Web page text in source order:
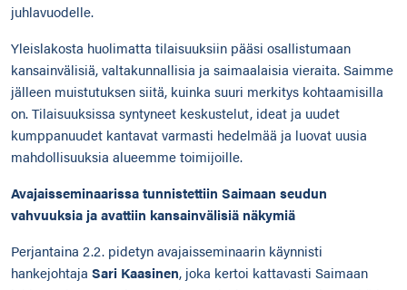
juhlavuodelle.
Yleislakosta huolimatta tilaisuuksiin pääsi osallistumaan
kansainvälisiä, valtakunnallisia ja saimaalaisia vieraita. Saimme
jälleen muistutuksen siitä, kuinka suuri merkitys kohtaamisilla
on. Tilaisuuksissa syntyneet keskustelut, ideat ja uudet
kumppanuudet kantavat varmasti hedelmää ja luovat uusia
mahdollisuuksia alueemme toimijoille.
Avajaisseminaarissa tunnistettiin Saimaan seudun
vahvuuksia ja avattiin kansainvälisiä näkymiä
Perjantaina 2.2. pidetyn avajaisseminaarin käynnisti
hankejohtaja Sari Kaasinen, joka kertoi kattavasti Saimaan